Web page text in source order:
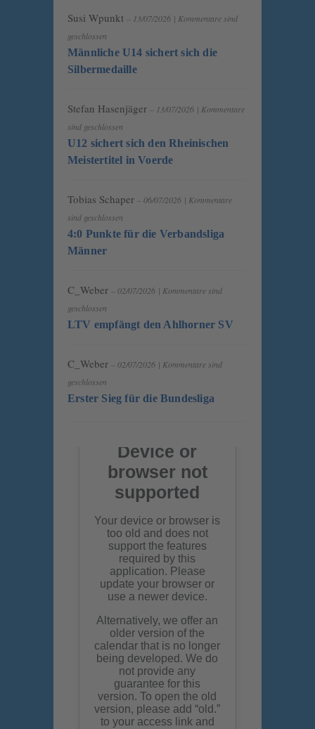
Susi Wpunkt – 13/07/2026 | Kommentare sind
geschlossen
Männliche U14 sichert sich die
Silbermedaille
Stefan Hasenjäger – 13/07/2026 | Kommentare
sind geschlossen
U12 sichert sich den Rheinischen
Meistertitel in Voerde
Tobias Schaper – 06/07/2026 | Kommentare
sind geschlossen
4:0 Punkte für die Verbandsliga
Männer
C_Weber – 02/07/2026 | Kommentare sind
geschlossen
LTV empfängt den Ahlhorner SV
C_Weber – 02/07/2026 | Kommentare sind
geschlossen
Erster Sieg für die Bundesliga